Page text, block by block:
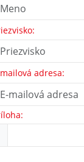
adresa: